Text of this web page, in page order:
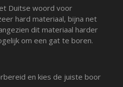
Duitse woord voor
hard materiaal, bijna net
dit materiaal harder
om een gat te boren.
en kies de juiste boor